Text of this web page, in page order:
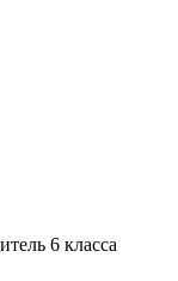
6 класса